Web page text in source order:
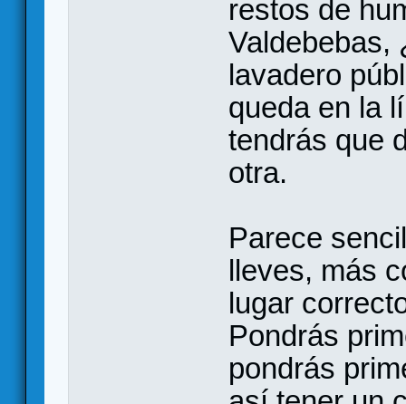
restos de
Valdebebas,
lavadero
queda en la
tendrás que
otra.
Parece
lleves, más
lugar
Pondrás
pondrás